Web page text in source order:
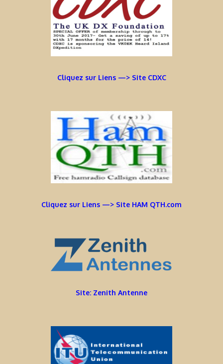
Cliquez sur Liens —> Site CDXC
Cliquez sur Liens —> Site HAM QTH.com
Site: Zenith Antenne